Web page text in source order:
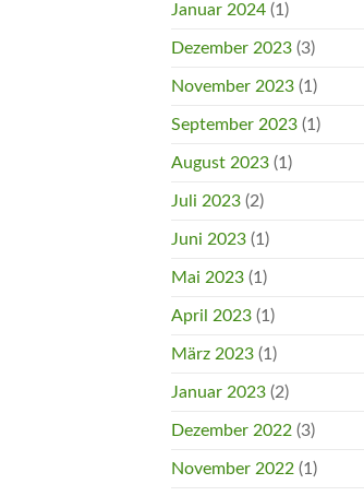
Januar 2024 (1)
Dezember 2023 (3)
November 2023 (1)
September 2023 (1)
August 2023 (1)
Juli 2023 (2)
Juni 2023 (1)
Mai 2023 (1)
April 2023 (1)
März 2023 (1)
Januar 2023 (2)
Dezember 2022 (3)
November 2022 (1)